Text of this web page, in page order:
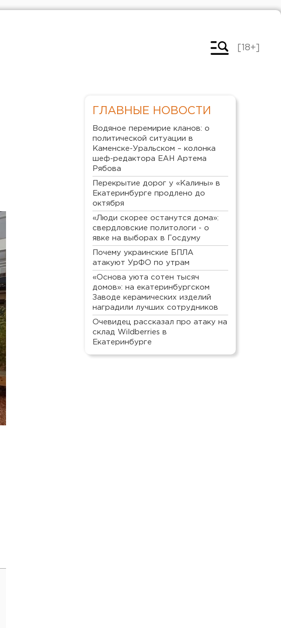
[18+]
ГЛАВНЫЕ НОВОСТИ
Водяное перемирие кланов: о
политической ситуации в
Каменске-Уральском – колонка
шеф-редактора ЕАН Артема
Рябова
Перекрытие дорог у «Калины» в
Екатеринбурге продлено до
октября
«Люди скорее останутся дома»:
свердловские политологи - о
явке на выборах в Госдуму
Почему украинские БПЛА
атакуют УрФО по утрам
«Основа уюта сотен тысяч
домов»: на екатеринбургском
Заводе керамических изделий
наградили лучших сотрудников
Очевидец рассказал про атаку на
склад Wildberries в
Екатеринбурге